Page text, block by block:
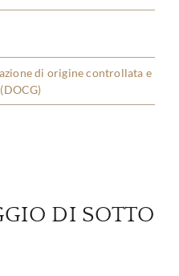
di origine controllata e
DI SOTTO